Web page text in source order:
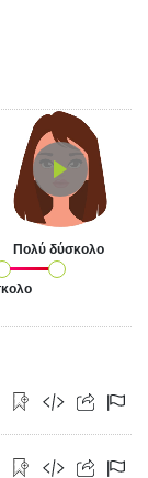
Πολύ δύσκολο